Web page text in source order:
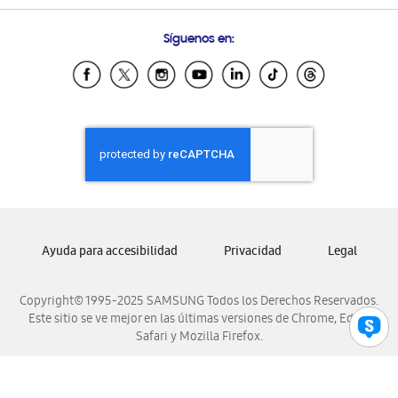
Samsung Ecuador
Samsung El Salvador
Samsung Honduras
Samsung Nicaragua
Samsung Panamá
Samsung Venezuela
Síguenos en:
Copyright© 1995-2025 SAMSUNG Todos los Derechos Reservados.
Este sitio se ve mejor en las últimas versiones de Chrome, Edge,
Safari y Mozilla Firefox.
Ayuda para accesibilidad Privacidad Legal